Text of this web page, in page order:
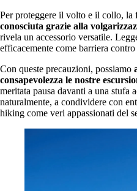
Per proteggere il volto e il collo, la
conosciuta grazie alla
rivela un accessorio versatile.
efficacemente come barriera
Con queste precauzioni, possiamo
consapevolezza le nostre
meritata pausa davanti a una stufa
naturalmente, a condividere con
hiking come veri appassionati del